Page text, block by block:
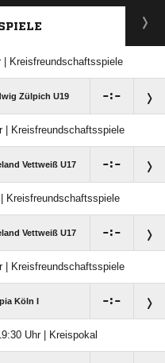
| Kreisfreundschaftsspiele
Zülpich U19 :
| Kreisfreundschaftsspiele
Vettweiß U17 :
Kreisfreundschaftsspiele
Vettweiß U17 :
| Kreisfreundschaftsspiele
Köln I :
Uhr | Kreispokal